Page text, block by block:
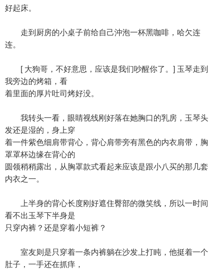
好起床。
走到厨房的小桌子前给自己沖泡一杯黑咖啡，哈欠连
连。
[ 大狗哥，不好意思，应该是我们吵醒你了。] 玉琴走到
我旁边的烤箱，看
着里面的厚片吐司烤好没。
我转头一看，眼睛视线刚好落在她胸口的乳房，玉琴头
发还是湿的，身上穿
着一件紫色细肩带背心，背心肩带旁有黑色的内衣肩带，胸
罩罩杯边缘在背心的
圆领稍稍露出，从胸罩款式看起来应该是跟小八买的那几套
内衣之一。
上半身的背心长度刚好遮住臀部的微笑线，所以一时间
看不出玉琴下半身是
只穿内裤？还是穿着小短裤？
室友则是只穿着一条内裤躺在沙发上打盹，他挺着一个
肚子，一手还在抓痒，